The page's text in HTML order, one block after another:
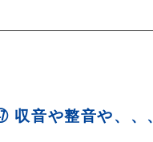
音や整音や、、、